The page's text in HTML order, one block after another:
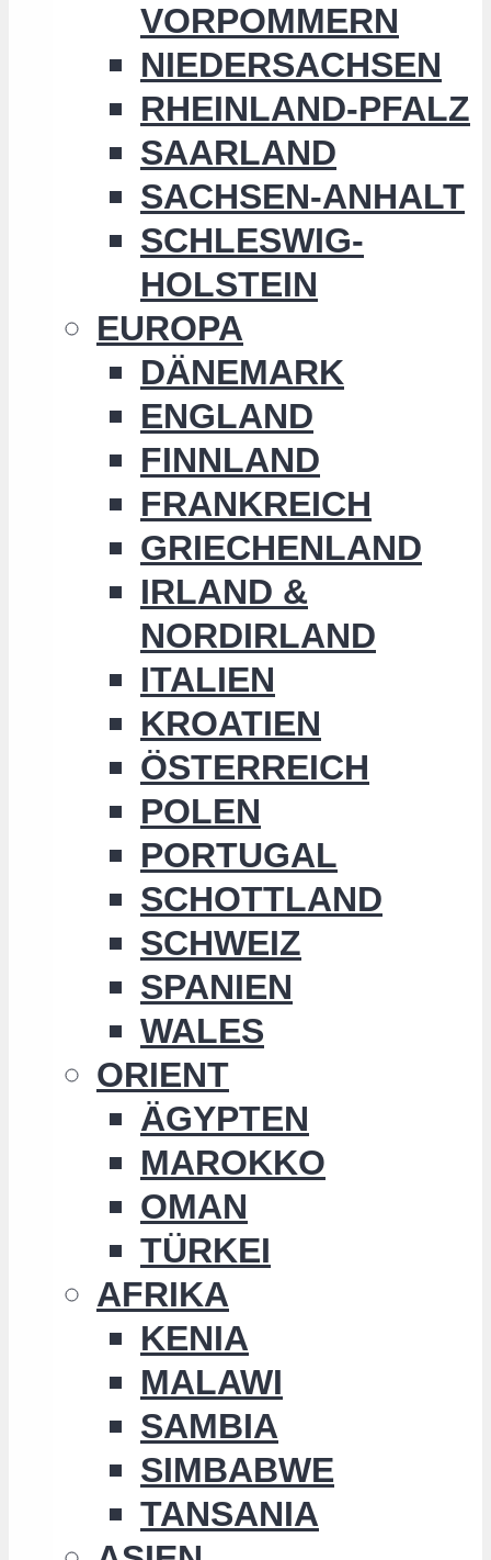
VORPOMMERN
NIEDERSACHSEN
RHEINLAND-PFALZ
SAARLAND
SACHSEN-ANHALT
SCHLESWIG-
HOLSTEIN
EUROPA
DÄNEMARK
ENGLAND
FINNLAND
FRANKREICH
GRIECHENLAND
IRLAND &
NORDIRLAND
ITALIEN
KROATIEN
ÖSTERREICH
POLEN
PORTUGAL
SCHOTTLAND
SCHWEIZ
SPANIEN
WALES
ORIENT
ÄGYPTEN
MAROKKO
OMAN
TÜRKEI
AFRIKA
KENIA
MALAWI
SAMBIA
SIMBABWE
TANSANIA